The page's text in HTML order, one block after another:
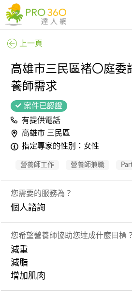
上一頁
高雄市三民區褚〇庭委
養師需求
案件已認證
有提供電話
高雄市 三民區
指定專家的性別：女性
營養師工作 營養師兼職
您需要的服務為？
個人諮詢
您希望營養師協助您達成什麼目標？
減重
減脂
增加肌肉